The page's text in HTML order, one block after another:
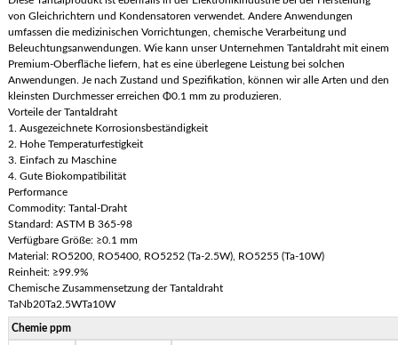
von Gleichrichtern und Kondensatoren verwendet. Andere Anwendungen
umfassen die medizinischen Vorrichtungen, chemische Verarbeitung und
Beleuchtungsanwendungen. Wie kann unser Unternehmen Tantaldraht mit einem
Premium-Oberfläche liefern, hat es eine überlegene Leistung bei solchen
Anwendungen. Je nach Zustand und Spezifikation, können wir alle Arten und den
kleinsten Durchmesser erreichen Φ0.1 mm zu produzieren.
Vorteile der Tantaldraht
1. Ausgezeichnete Korrosionsbeständigkeit
2. Hohe Temperaturfestigkeit
3. Einfach zu Maschine
4. Gute Biokompatibilität
Performance
Commodity: Tantal-Draht
Standard: ASTM B 365-98
Verfügbare Größe: ≥0.1 mm
Material: RO5200, RO5400, RO5252 (Ta-2.5W), RO5255 (Ta-10W)
Reinheit: ≥99.9%
Chemische Zusammensetzung der Tantaldraht
TaNb20Ta2.5WTa10W
Chemie ppm